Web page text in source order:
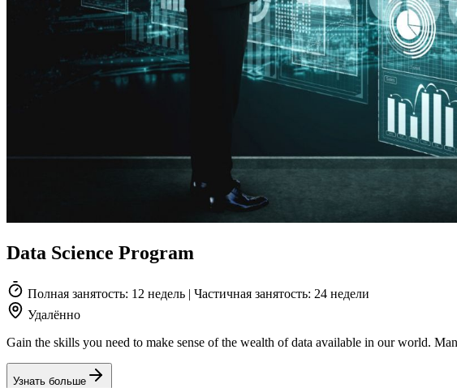
Data Science Program
Полная занятость: 12 недель | Частичная занятость: 24 недели
Удалённо
Gain the skills you need to make sense of the wealth of data available in our world.
Узнать больше